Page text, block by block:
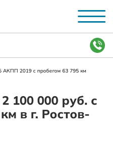
АКПП 2019 с пробегом 63 795 км
100 000 руб. с
в г. Ростов-